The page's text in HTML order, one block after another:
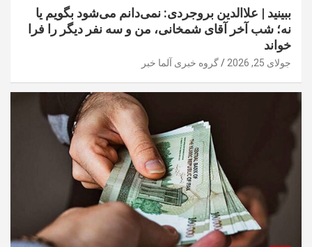
ببینید | علاالدین بروجردی: نمی‌دانم می‌شود بگویم یا
نه؛ شب آخر آقای شمخانی، من و سه نفر دیگر را فرا
خواند
جولای 25, 2026 گروه خبری آلما خبر